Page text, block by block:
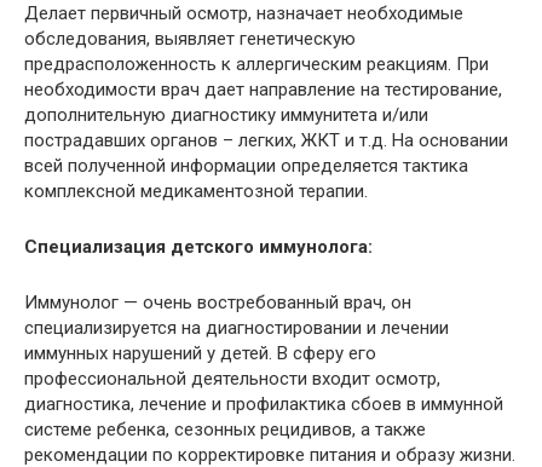
Делает первичный осмотр, назначает необходимые
обследования, выявляет генетическую
предрасположенность к аллергическим реакциям. При
необходимости врач дает направление на тестирование,
дополнительную диагностику иммунитета и/или
пострадавших органов – легких, ЖКТ и т.д. На основании
всей полученной информации определяется тактика
комплексной медикаментозной терапии.
Специализация детского иммунолога:
Иммунолог — очень востребованный врач, он
специализируется на диагностировании и лечении
иммунных нарушений у детей. В сферу его
профессиональной деятельности входит осмотр,
диагностика, лечение и профилактика сбоев в иммунной
системе ребенка, сезонных рецидивов, а также
рекомендации по корректировке питания и образу жизни.